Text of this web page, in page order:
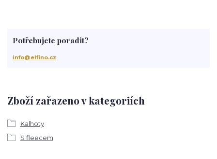
Zboží zařazeno v kategoriích
Kalhoty
S fleecem
Potřebujete poradit?
info@elfino.cz